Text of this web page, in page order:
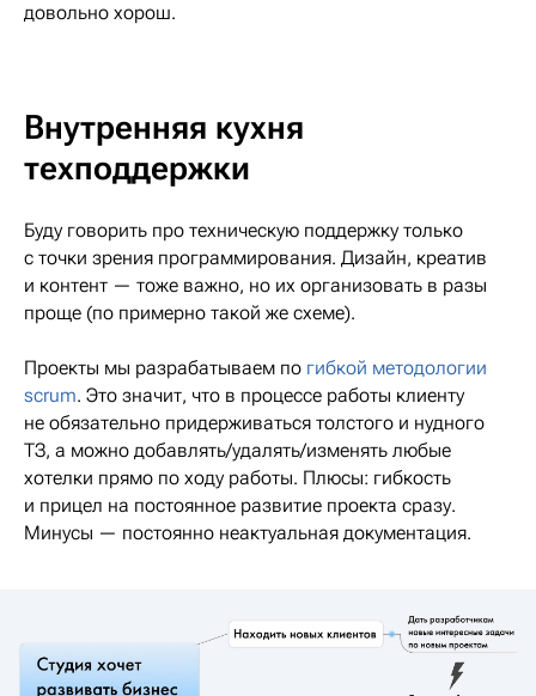
довольно хорош.
Внутренняя кухня
техподдержки
Буду говорить про техническую поддержку только
с точки зрения программирования. Дизайн, креатив
и контент — тоже важно, но их организовать в разы
проще (по примерно такой же схеме).
Проекты мы разрабатываем по гибкой методологии
scrum. Это значит, что в процессе работы клиенту
не обязательно придерживаться толстого и нудного
ТЗ, а можно добавлять/удалять/изменять любые
хотелки прямо по ходу работы. Плюсы: гибкость
и прицел на постоянное развитие проекта сразу.
Минусы — постоянно неактуальная документация.